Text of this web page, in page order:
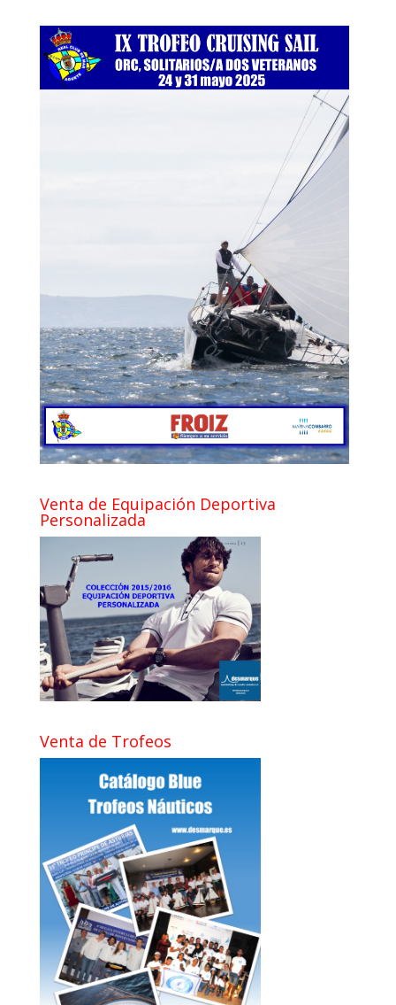
Venta de Equipación Deportiva
Personalizada
Venta de Trofeos